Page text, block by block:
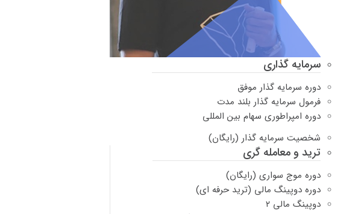
سرمایه گذاری
دوره سرمایه گذار موفق
فرمول سرمایه گذار بلند مدت
دوره امپراطوری سهام بین المللی
شخصیت سرمایه گذار (رایگان)
ترید و معامله گری
دوره موج سواری (رایگان)
دوره دوپینگ مالی (ترید حرفه ای)
دوپینگ مالی ۲